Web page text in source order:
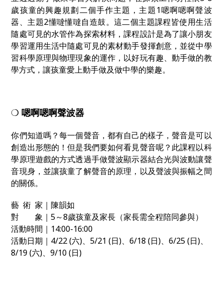
歲孩童的興趣規劃二個手作主題，主題1嗯啊嗯啊聲波
器、主題2懂噠懂噠自造鼓。這二個主題課程皆使用生活
隨處可見的水管作為探索材料，課程設計是為了讓小朋友
學習運用生活中隨處可見的素材動手發揮創意，並從中學
習科學原理與物理現象的運作，以好玩有趣、動手做的教
學方式，讓孩童愛上動手做及做中學的樂趣。
❍嗯啊嗯啊聲波器
你們知道嗎？每一個聲音，都有自己的樣子，聲音是可以
創造出形態的！但是我們要如何看見聲音呢？此課程以科
學原理遊戲的方式透過手做聲波顯示器結合光與波動讓聲
音現身，並讓孩童了解聲音的原理，以及聲波與振幅之間
的關係。
藝 術 家｜陳韻如
對 象｜5～8歲孩童及家長（家長需全程陪同參與）
活動時間｜14:00-16:00
活動日期｜4/22 (六)、5/21 (日)、6/18 (日)、6/25 (日)、
8/19 (六)、9/10 (日)